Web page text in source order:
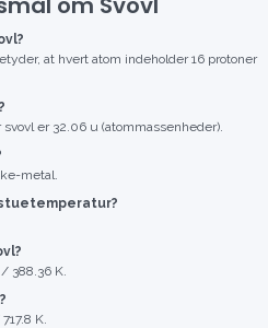
at hvert atom indeholder 16 protoner
er 32.06 u (atommassenheder).
metal.
388.36 K.
K.